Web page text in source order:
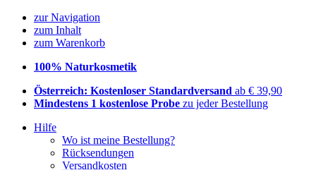
zur Navigation
zum Inhalt
zum Warenkorb
100% Naturkosmetik
Österreich: Kostenloser Standardversand ab € 39,90
Mindestens 1 kostenlose Probe zu jeder Bestellung
Hilfe
Wo ist meine Bestellung?
Rücksendungen
Versandkosten